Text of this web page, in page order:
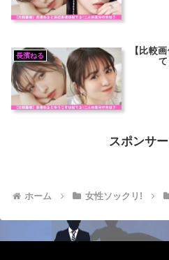
長濱ねる
【比較
スポンサ
ホーム 女性ソックリ!